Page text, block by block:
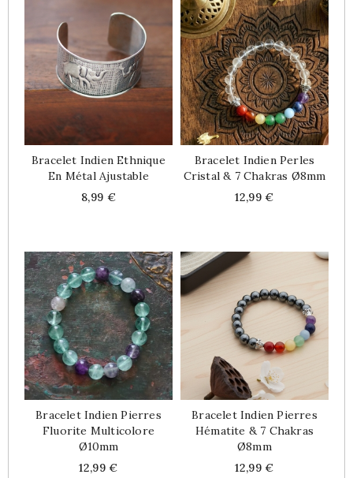
Bracelet Indien Ethnique
En Métal Ajustable
Price
8,99 €
Bracelet Indien Perles
Cristal & 7 Chakras Ø8mm
Price
12,99 €
Bracelet Indien Pierres
Fluorite Multicolore
Ø10mm
Price
12,99 €
Bracelet Indien Pierres
Hématite & 7 Chakras
Ø8mm
Price
12,99 €